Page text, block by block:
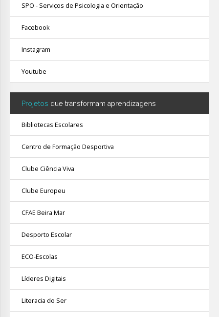
SPO - Serviços de Psicologia e Orientação
Facebook
Instagram
Youtube
Projetos que transformam aprendizagens
Bibliotecas Escolares
Centro de Formação Desportiva
Clube Ciência Viva
Clube Europeu
CFAE Beira Mar
Desporto Escolar
ECO-Escolas
Líderes Digitais
Literacia do Ser